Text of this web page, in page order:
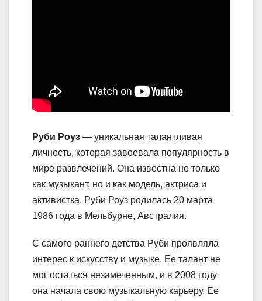
Руби Роуз — уникальная талантливая
личность, которая завоевала популярность в
мире развлечений. Она известна не только
как музыкант, но и как модель, актриса и
активистка. Руби Роуз родилась 20 марта
1986 года в Мельбурне, Австралия.
С самого раннего детства Руби проявляла
интерес к искусству и музыке. Ее талант не
мог остаться незамеченным, и в 2008 году
она начала свою музыкальную карьеру. Ее